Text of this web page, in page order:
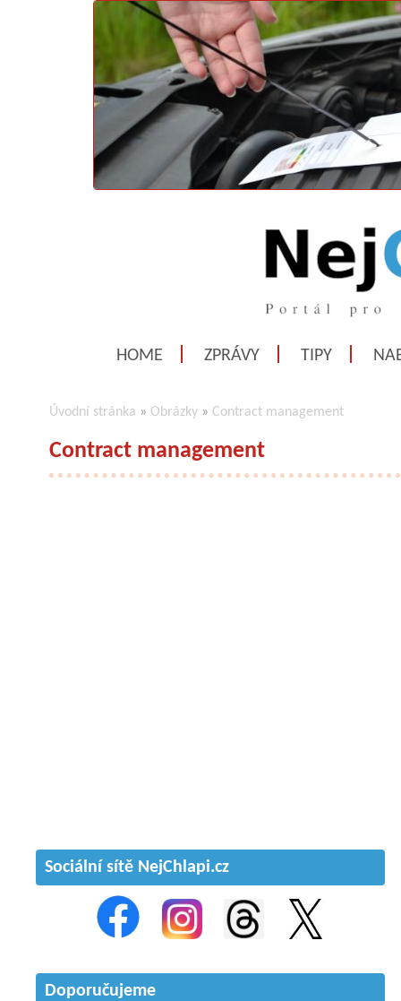
HOME ZPRÁVY TIPY
Úvodní stránka » Obrázky » Contract management
Contract management
Sociální sítě NejChlapi.cz
Doporučujeme